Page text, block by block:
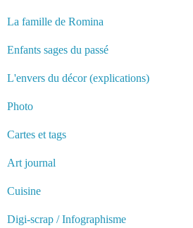
La famille de Romina
Enfants sages du passé
L'envers du décor (explications)
Photo
Cartes et tags
Art journal
Cuisine
Digi-scrap / Infographisme